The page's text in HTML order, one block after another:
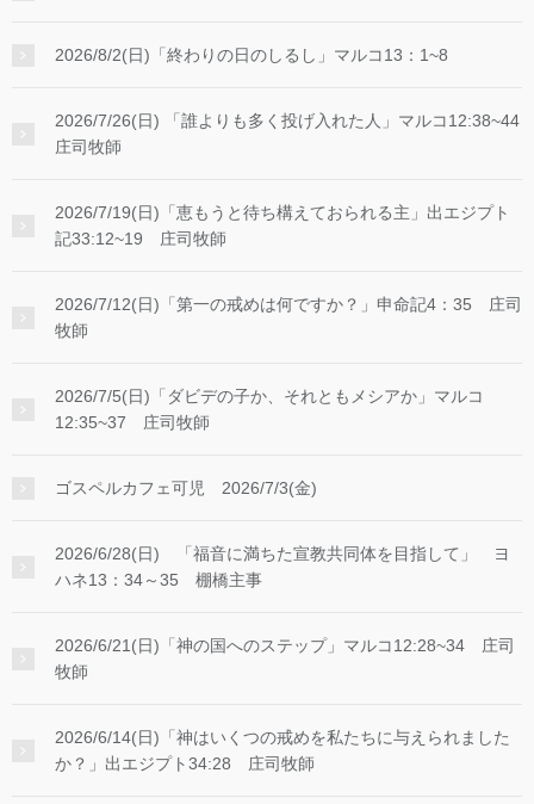
2026/8/2(日)「終わりの日のしるし」マルコ13：1~8
2026/7/26(日) 「誰よりも多く投げ入れた人」マルコ12:38~44
庄司牧師
2026/7/19(日)「恵もうと待ち構えておられる主」出エジプト
記33:12~19 庄司牧師
2026/7/12(日)「第一の戒めは何ですか？」申命記4：35 庄司
牧師
2026/7/5(日)「ダビデの子か、それともメシアか」マルコ
12:35~37 庄司牧師
ゴスペルカフェ可児 2026/7/3(金)
2026/6/28(日) 「福音に満ちた宣教共同体を目指して」 ヨ
ハネ13：34～35 棚橋主事
2026/6/21(日)「神の国へのステップ」マルコ12:28~34 庄司
牧師
2026/6/14(日)「神はいくつの戒めを私たちに与えられました
か？」出エジプト34:28 庄司牧師